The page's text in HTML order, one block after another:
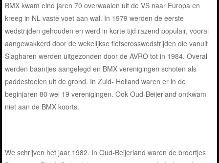
BMX kwam eind jaren 70 overwaaien uit de VS naar Europa en
kreeg in NL vaste voet aan wal. In 1979 werden de eerste
wedstrijden gehouden en werd in korte tijd razend populair, vooral
aangewakkerd door de wekelijkse fietscrosswedstrijden die vanuit
Slagharen werden uitgezonden door de AVRO tot in 1984. Overal
werden baantjes aangelegd en BMX verenigingen schoten als
paddestoelen uit de grond. In Zuid- Holland waren er in de
beginjaren 80 wel 19 verenigingen. Ook Oud-Beijerlandontkwam
niet aan de BMX koorts.
We schrijven het jaar 1982. In Oud-Beijerland waren de broertjes